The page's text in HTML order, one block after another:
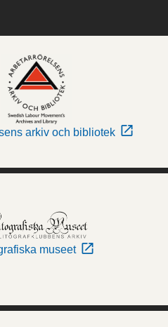
arkiv och bibliotek
museet